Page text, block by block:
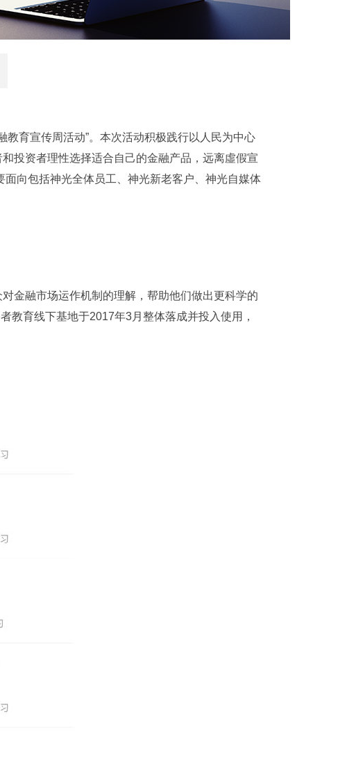
教育宣传周活动”。本次活动积极践行以人民为中心
投资者理性选择适合自己的金融产品，远离虛假宣
面向包括神光全体员工、神光新老客户、神光自媒体
金融市场运作机制的理解，帮助他们做出更科学的
教育线下基地于2017年3月整体落成并投入使用，